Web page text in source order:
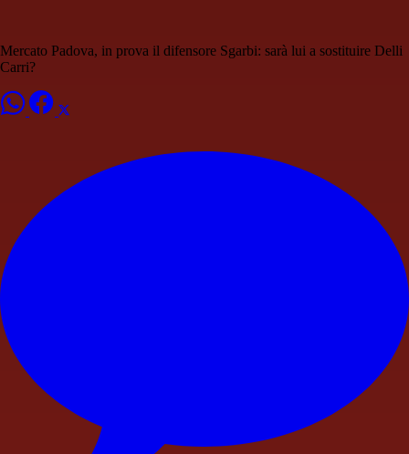
Mercato Padova, in prova il difensore Sgarbi: sarà lui a sostituire Delli
Carri?